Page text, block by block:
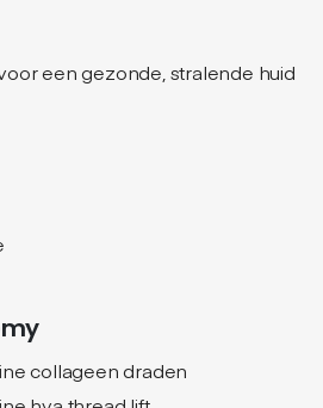
een gezonde, stralende huid
collageen draden